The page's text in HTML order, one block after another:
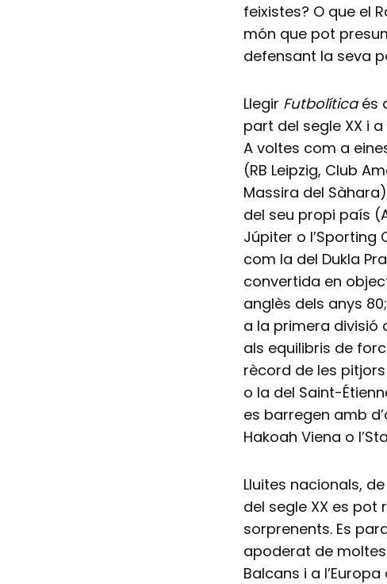
feixistes? O que el
món que pot
defensant la seva
Llegir Futbolíticaés
part del segle XX i
A voltes com a
(RB Leipzig, Club
Massira del
del seu propi país
Júpiter o l’Sporting
com la del Dukla
convertida en
anglès dels anys
a la primera divisió
als equilibris de
rècord de les
o la del Saint-
es barregen amb
Hakoah Viena o
Lluites nacionals,
del segle XX es pot
sorprenents. Es
apoderat de
Balcans i a